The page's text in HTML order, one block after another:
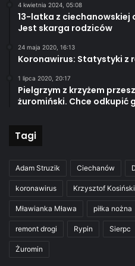
4 kwietnia 2024, 05:08
13-latka z ciechanowskiej
Jest skarga rodziców
24 maja 2020, 16:13
Koronawirus: Statystyki z
1 lipca 2020, 20:17
Pielgrzym z krzyżem
żuromiński. Chce odkupić
Tagi
Adam Struzik Ciechanów
koronawirus Krzysztof Kosiński
Mławianka Mława piłka nożna
remont drogi Rypin Sierpc
Żuromin